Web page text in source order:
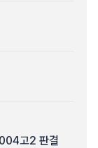
고2 판결